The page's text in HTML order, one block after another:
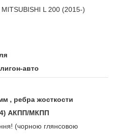
L 200 (2015-)
авто
, ребра жосткости
АКПП/МКПП
(чорною глянсовою